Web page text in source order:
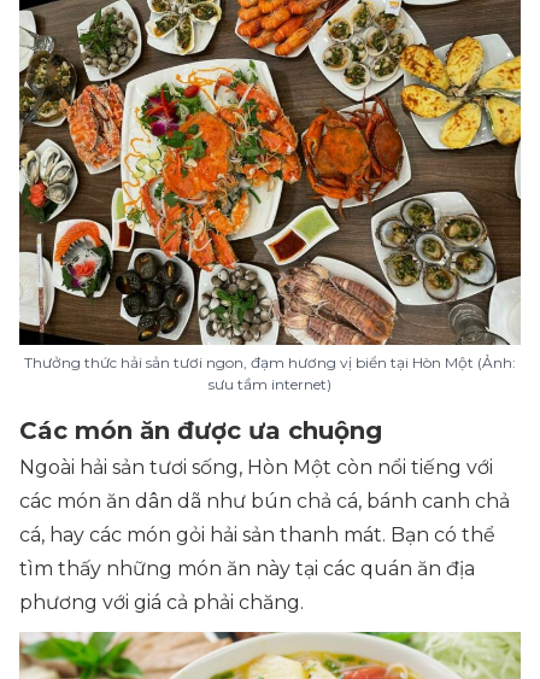
Thưởng thức hải sản tươi ngon, đạm hương vị biển tại Hòn Một (Ảnh:
sưu tầm internet)
Các món ăn được ưa chuộng
Ngoài hải sản tươi sống, Hòn Một còn nổi tiếng với
các món ăn dân dã như bún chả cá, bánh canh chả
cá, hay các món gỏi hải sản thanh mát. Bạn có thể
tìm thấy những món ăn này tại các quán ăn địa
phương với giá cả phải chăng.